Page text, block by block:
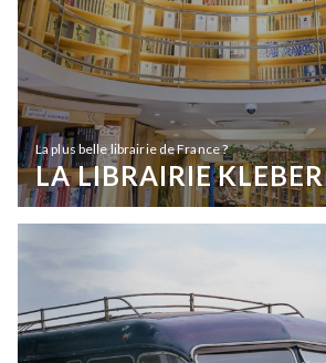
La plus belle librairie de France ?
LA LIBRAIRIE KLEBER